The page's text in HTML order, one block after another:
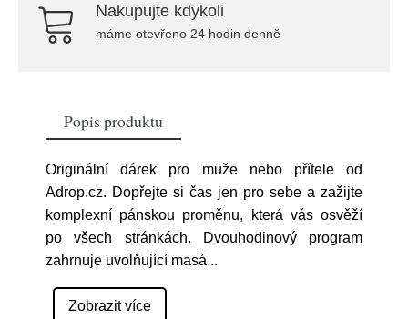
Nakupujte kdykoli
máme otevřeno 24 hodin denně
Popis produktu
Originální dárek pro muže nebo přítele od
Adrop.cz. Dopřejte si čas jen pro sebe a zažijte
komplexní pánskou proměnu, která vás osvěží
po všech stránkách. Dvouhodinový program
zahrnuje uvolňující masá...
Zobrazit více